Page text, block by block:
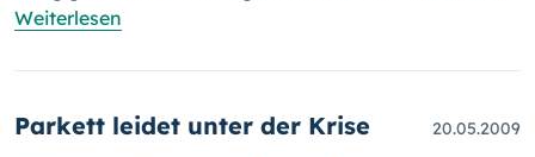
Weiterlesen
Parkett leidet unter der Krise 20.05.2009